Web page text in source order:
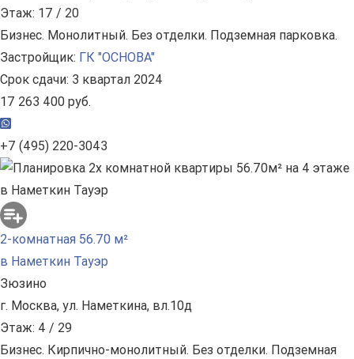
Этаж: 17 / 20
Бизнес. Монолитный. Без отделки. Подземная парковка.
Застройщик: ГК "ОСНОВА"
Срок сдачи: 3 квартал 2024
17 263 400 руб.
+7 (495) 220-3043
2-комнатная 56.70 м²
в Наметкин Тауэр
Зюзино
г. Москва, ул. Наметкина, вл.10д
Этаж: 4 / 29
Бизнес. Кирпично-монолитный. Без отделки. Подземная